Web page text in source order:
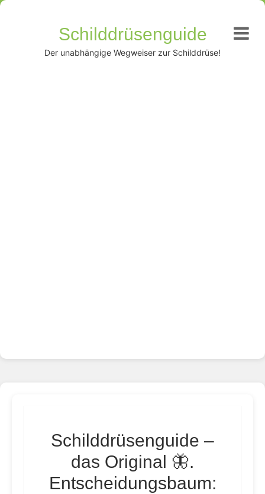
Schilddrüsenguide
Der unabhängige Wegweiser zur Schilddrüse!
Schilddrüsenguide –
das Original 🦋.
Entscheidungsbaum: